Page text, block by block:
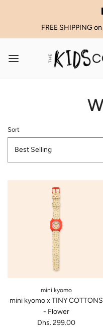
FREE SHIPPING
Sort
Best Selling
mini kyomo
mini kyomo x TINY COTTONS
- Flower
Dhs. 299.00